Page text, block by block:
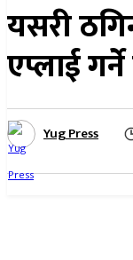
यसरी
एप्लाई गर्ने
Yug Press